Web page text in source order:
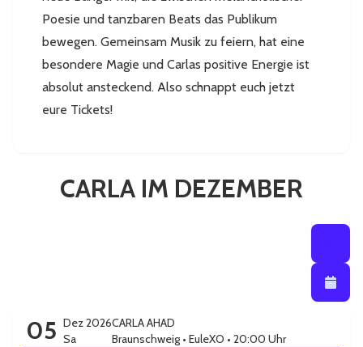
Poesie und tanzbaren Beats das Publikum
bewegen. Gemeinsam Musik zu feiern, hat eine
besondere Magie und Carlas positive Energie ist
absolut ansteckend. Also schnappt euch jetzt
eure Tickets!
CARLA IM DEZEMBER
05 Dez 2026
Sa
CARLA AHAD
Braunschweig • EuleXO • 20:00 Uhr